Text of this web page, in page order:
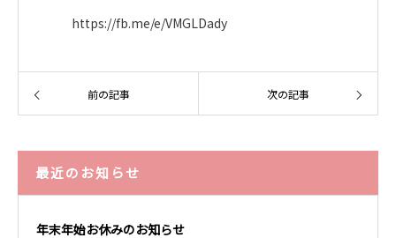
https://fb.me/e/VMGLDady
前の記事 次の記事
最近のお知らせ
年末年始お休みのお知らせ